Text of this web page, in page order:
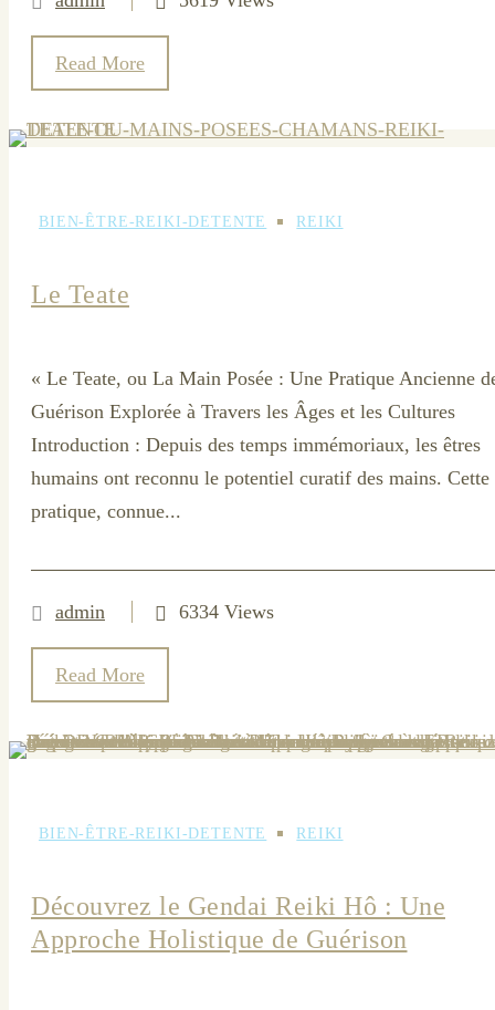
Read More
BIEN-ÊTRE-REIKI-DETENTE REIKI
Le Teate
« Le Teate, ou La Main Posée : Une Pratique Ancienne
Guérison Explorée à Travers les Âges et les Cultures
Introduction : Depuis des temps immémoriaux, les êtres
humains ont reconnu le potentiel curatif des mains. Cette
pratique, connue...
admin 6334 Views
Read More
BIEN-ÊTRE-REIKI-DETENTE REIKI
Découvrez le Gendai Reiki Hô : Une
Approche Holistique de Guérison